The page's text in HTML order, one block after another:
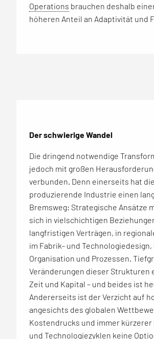
Operations brauchen deshalb
höheren Anteil an Adaptivität und
Der schwierige Wandel
Die dringend notwendige
jedoch mit großen
verbunden. Denn einerseits hat die
produzierende Industrie einen
Bremsweg: Strategische Ansätze
sich in vielschichtigen
langfristigen Verträgen, in
im Fabrik- und Technologiedesign,
Organisation und Prozessen.
Veränderungen dieser Strukturen
Zeit und Kapital – und beides ist
Andererseits ist der Verzicht auf
angesichts des globalen
Kostendrucks und immer
und Technologiezyklen keine